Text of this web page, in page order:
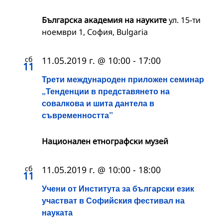
Българска академия на наукитеул. 15-ти
ноември 1, София, Bulgaria
сб
11
Трети международен приложен семинар
„Тенденции в представянето на
совалкова и шита дантела в
съвременността”
11.05.2019 г. @ 10:00 - 17:00
Национален етнографски музей
сб
11
Учени от Института за български език
участват в Софийския фестивал на
науката
11.05.2019 г. @ 10:00 - 18:00